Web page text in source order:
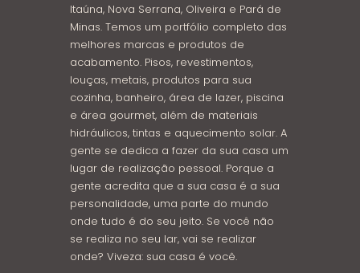
Itaúna, Nova Serrana, Oliveira e Pará de
Minas. Temos um portfólio completo das
melhores marcas e produtos de
acabamento. Pisos, revestimentos,
louças, metais, produtos para sua
cozinha, banheiro, área de lazer, piscina
e área gourmet, além de materiais
hidráulicos, tintas e aquecimento solar. A
gente se dedica a fazer da sua casa um
lugar de realização pessoal. Porque a
gente acredita que a sua casa é a sua
personalidade, uma parte do mundo
onde tudo é do seu jeito. Se você não
se realiza no seu lar, vai se realizar
onde? Viveza: sua casa é você.